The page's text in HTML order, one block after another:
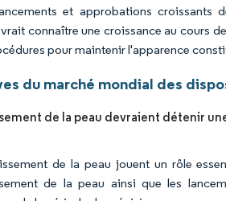
et approbations croissants
connaître une croissance au cours
pour maintenir l'apparence
du marché mondial des
de la peau devraient détenir
de la peau jouent un rôle
de la peau ainsi que les